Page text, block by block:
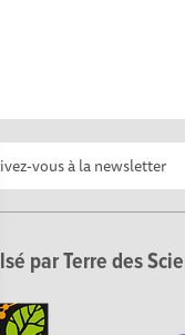
notre
le site
par Terre des